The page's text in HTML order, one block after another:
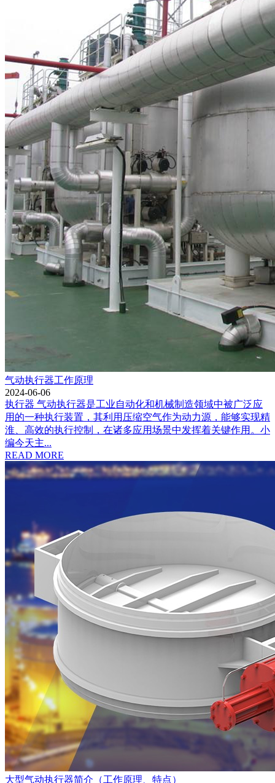
气动执行器工作原理
2024-06-06
执行器 气动执行器是工业自动化和机械制造领域中被广泛应
用的一种执行装置，其利用压缩空气作为动力源，能够实现精
淮、高效的执行控制，在诸多应用场景中发挥着关键作用。小
编今天主...
READ MORE
大型气动执行器简介（工作原理、特点）